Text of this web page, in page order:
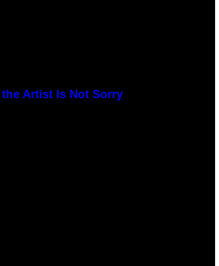
Artist Is Not Sorry